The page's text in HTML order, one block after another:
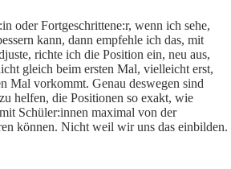
oder Fortgeschrittene:r, wenn ich sehe,
kann, dann empfehle ich das, mit
richte ich die Position ein, neu aus,
gleich beim ersten Mal, vielleicht erst,
Mal vorkommt. Genau deswegen sind
helfen, die Positionen so exakt, wie
Schüler:innen maximal von der
können. Nicht weil wir uns das einbilden.